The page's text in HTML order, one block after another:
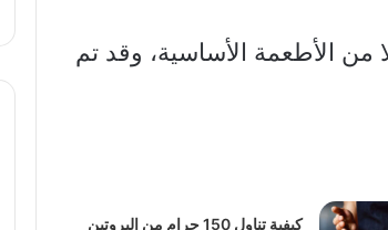
من الأطعمة الأساسية، وقد تم
كيفية تناول 150 جرام من البروتين